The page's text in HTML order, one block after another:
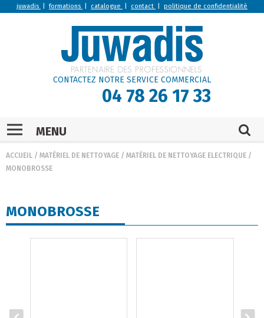
juwadis |formations catalogue contact politique de confidentialité
CONTACTEZ NOTRE SERVICE COMMERCIAL
04 78 26 17 33
MENU
ACCUEIL / MATÉRIEL DE NETTOYAGE / MATÉRIEL DE NETTOYAGE ELECTRIQUE /
MONOBROSSE
MONOBROSSE